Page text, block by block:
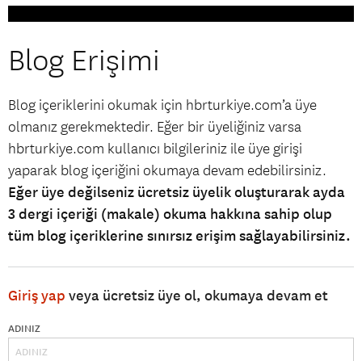
Blog Erişimi
Blog içeriklerini okumak için hbrturkiye.com’a üye
olmanız gerekmektedir. Eğer bir üyeliğiniz varsa
hbrturkiye.com kullanıcı bilgileriniz ile üye girişi
yaparak blog içeriğini okumaya devam edebilirsiniz.
Eğer üye değilseniz ücretsiz üyelik oluşturarak ayda
3 dergi içeriği (makale) okuma hakkına sahip olup
tüm blog içeriklerine sınırsız erişim sağlayabilirsiniz.
Giriş yap veya ücretsiz üye ol, okumaya devam et
ADINIZ